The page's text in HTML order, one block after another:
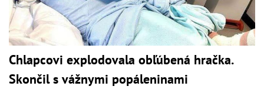
Chlapcovi explodovala obľúbená hračka.
Skončil s vážnymi popáleninami